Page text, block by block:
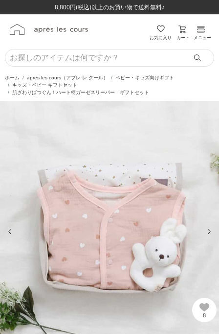
8,800円(税込)以上のお買い物で送料無料♪
ほぼ全品半額！！8/12(水)お昼12:59まで！！
8,800円(税込)以上のお買い物で送料無料♪
ほぼ全品半額！！8/12(水)お昼12:59まで！！
お気に入り カート メニュー
ホーム apres les cours（アプレ レ クール）
ベビー・キッズ向けギフト
キッズ・ベビー ギフトセット
肌ざわりばつぐん！ハート柄ガーゼスリーパー ギフトセット
8